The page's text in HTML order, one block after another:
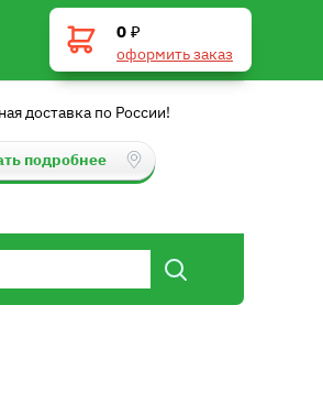
0₽
оформить заказ
доставка по России!
подробнее